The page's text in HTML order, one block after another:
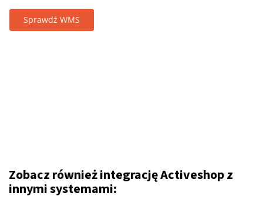
Sprawdź WMS
Zobacz również integrację Activeshop z
innymi systemami: